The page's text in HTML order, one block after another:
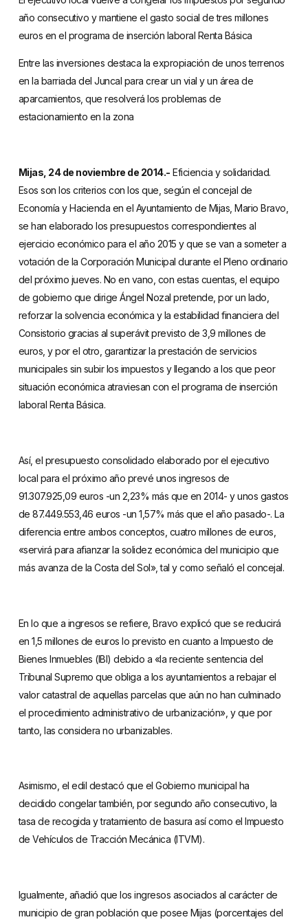
año consecutivo y mantiene el gasto social de tres millones
euros en el programa de inserción laboral Renta Básica
Entre las inversiones destaca la expropiación de unos terrenos
en la barriada del Juncal para crear un vial y un área de
aparcamientos, que resolverá los problemas de
estacionamiento en la zona
Mijas, 24 de noviembre de 2014.- Eficiencia y solidaridad.
Esos son los criterios con los que, según el concejal de
Economía y Hacienda en el Ayuntamiento de Mijas, Mario Bravo,
se han elaborado los presupuestos correspondientes al
ejercicio económico para el año 2015 y que se van a someter a
votación de la Corporación Municipal durante el Pleno ordinario
del próximo jueves. No en vano, con estas cuentas, el equipo
de gobierno que dirige Ángel Nozal pretende, por un lado,
reforzar la solvencia económica y la estabilidad financiera del
Consistorio gracias al superávit previsto de 3,9 millones de
euros, y por el otro, garantizar la prestación de servicios
municipales sin subir los impuestos y llegando a los que peor
situación económica atraviesan con el programa de inserción
laboral Renta Básica.
Así, el presupuesto consolidado elaborado por el ejecutivo
local para el próximo año prevé unos ingresos de
91.307.925,09 euros -un 2,23% más que en 2014- y unos gastos
de 87.449.553,46 euros -un 1,57% más que el año pasado-. La
diferencia entre ambos conceptos, cuatro millones de euros,
«servirá para afianzar la solidez económica del municipio que
más avanza de la Costa del Sol», tal y como señaló el concejal.
En lo que a ingresos se refiere, Bravo explicó que se reducirá
en 1,5 millones de euros lo previsto en cuanto a Impuesto de
Bienes Inmuebles (IBI) debido a «la reciente sentencia del
Tribunal Supremo que obliga a los ayuntamientos a rebajar el
valor catastral de aquellas parcelas que aún no han culminado
el procedimiento administrativo de urbanización», y que por
tanto, las considera no urbanizables.
Asimismo, el edil destacó que el Gobierno municipal ha
decidido congelar también, por segundo año consecutivo, la
tasa de recogida y tratamiento de basura así como el Impuesto
de Vehículos de Tracción Mecánica (ITVM).
Igualmente, añadió que los ingresos asociados al carácter de
municipio de gran población que posee Mijas (porcentajes del